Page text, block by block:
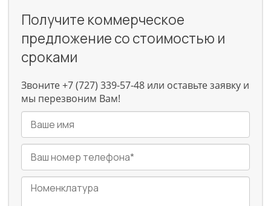
Получите коммерческое
предложение со стоимостью и
сроками
Звоните +7 (727) 339-57-48 или оставьте заявку и
мы перезвоним Вам!